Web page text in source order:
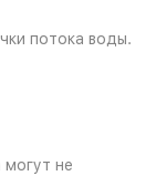
потока воды.
могут не